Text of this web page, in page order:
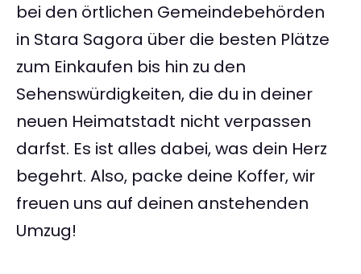
bei den örtlichen Gemeindebehörden
in Stara Sagora über die besten Plätze
zum Einkaufen bis hin zu den
Sehenswürdigkeiten, die du in deiner
neuen Heimatstadt nicht verpassen
darfst. Es ist alles dabei, was dein Herz
begehrt. Also, packe deine Koffer, wir
freuen uns auf deinen anstehenden
Umzug!